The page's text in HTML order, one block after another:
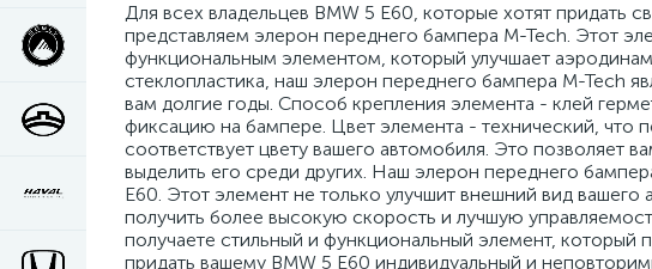
Для всех владельцев BMW 5 E60, которые хотят
представляем элерон переднего бампера M-Tech. Этот
функциональным элементом, который улучшает
стеклопластика, наш элерон переднего бампера M-Tech
вам долгие годы. Способ крепления элемента - клей
фиксацию на бампере. Цвет элемента - технический, что
соответствует цвету вашего автомобиля. Это позволяет
выделить его среди других. Наш элерон переднего
E60. Этот элемент не только улучшит внешний вид
получить более высокую скорость и лучшую
получаете стильный и функциональный элемент,
придать вашему BMW 5 E60 индивидуальный и